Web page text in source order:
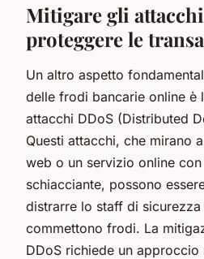
Mitigare gli
proteggere le
Un altro aspetto
delle frodi bancarie online è
attacchi DDoS (Distributed
Questi attacchi, che mirano
web o un servizio online
schiacciante, possono
distrarre lo staff di
commettono frodi. La
DDoS richiede un